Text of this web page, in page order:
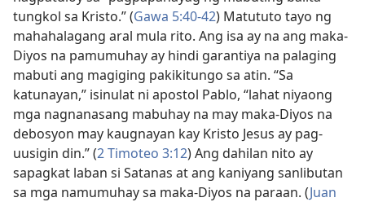
tungkol sa Kristo.” (Gawa 5:​40-42) Matututo tayo ng
mahahalagang aral mula rito. Ang isa ay na ang maka-
Diyos na pamumuhay ay hindi garantiya na palaging
mabuti ang magiging pakikitungo sa atin. “Sa
katunayan,” isinulat ni apostol Pablo, “lahat niyaong
mga nagnanasang mabuhay na may maka-Diyos na
debosyon may kaugnayan kay Kristo Jesus ay pag-
uusigin din.” (2 Timoteo 3:12) Ang dahilan nito ay
sapagkat laban si Satanas at ang kaniyang sanlibutan
sa mga namumuhay sa maka-Diyos na paraan. (Juan